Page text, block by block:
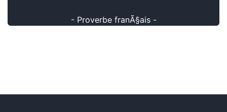
- Proverbe franÃ§ais -